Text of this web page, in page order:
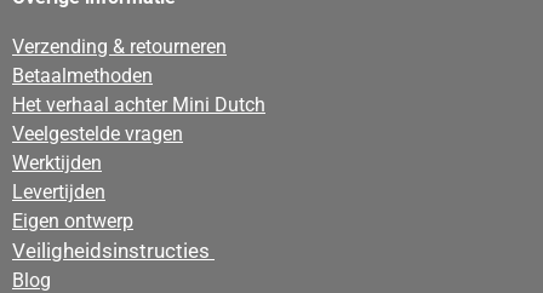
Verzending & retourneren
Betaalmethoden
Het verhaal achter Mini Dutch
Veelgestelde vragen
Werktijden
Levertijden
Eigen ontwerp
Veiligheidsinstructies
Blog